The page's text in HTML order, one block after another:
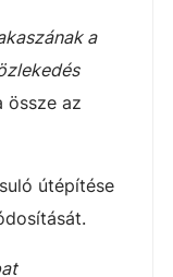
a
össze az
útépítése